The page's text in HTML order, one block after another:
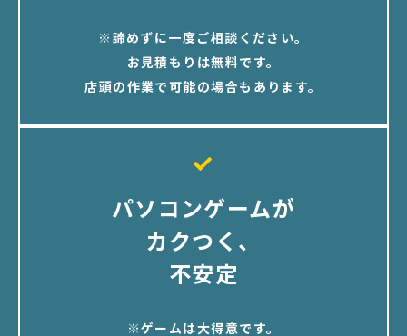
※諦めずに一度ご相談ください。
お見積もりは無料です。
店頭の作業で可能の場合もあります。
パソコンゲームが
カクつく、
不安定
※ゲームは大得意です。